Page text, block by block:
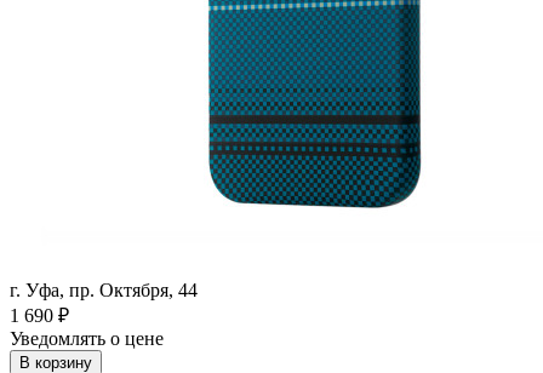
г. Уфа, пр. Октября, 44
1 690 ₽
Уведомлять о цене
В корзину